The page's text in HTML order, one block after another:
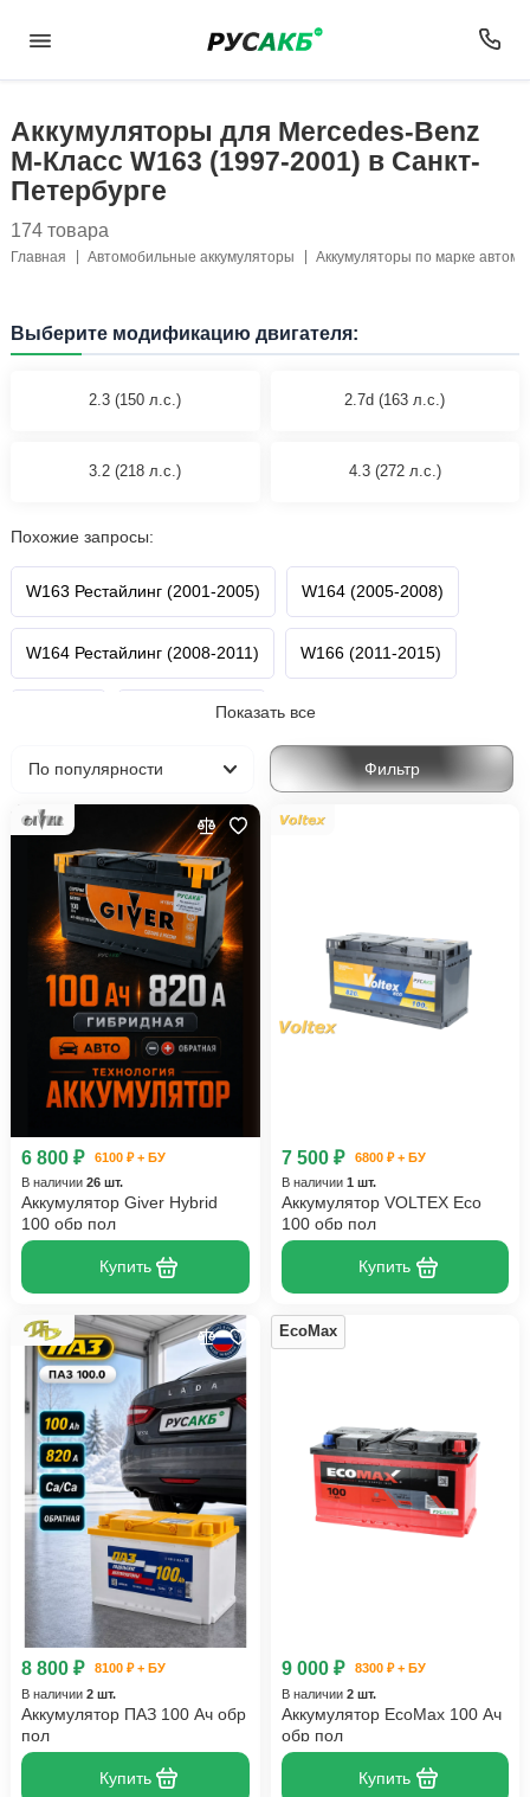
Аккумуляторы для Mercedes-Benz
M-Класс W163 (1997-2001) в Санкт-
Петербурге
174 товара
Главная Автомобильные аккумуляторы Аккумуляторы по марке
Выберите модификацию двигателя:
2.3 (150 л.с.) 2.7d (163 л.с.)
3.2 (218 л.с.) 4.3 (272 л.с.)
Похожие запросы:
W163 Рестайлинг (2001-2005) W164 (2005-2008)
W164 Рестайлинг (2008-2011) W166 (2011-2015)
Mercedes-BenzПоказать все
Фильтр
6 800 ₽
6100 ₽ + БУ
В наличии 26 шт.
Аккумулятор Giver Hybrid
100 обр пол
Купить
7 500 ₽
6800 ₽ + БУ
В наличии 1 шт.
Аккумулятор VOLTEX Eco
100 обр пол
Купить
8 800 ₽
8100 ₽ + БУ
В наличии 2 шт.
Аккумулятор ПАЗ 100 Ач обр
пол
Купить
EcoMax
9 000 ₽
8300 ₽ + БУ
В наличии 2 шт.
Аккумулятор EcoMax 100 Ач
обр пол
Купить